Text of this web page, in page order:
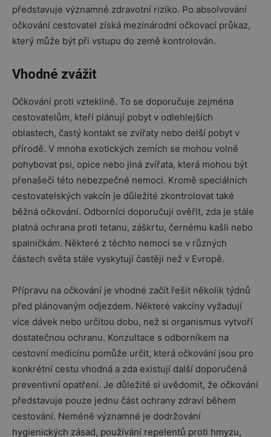
představuje významné zdravotní riziko. Po absolvování
očkování cestovatel získá mezinárodní očkovací průkaz,
který může být při vstupu do země kontrolován.
Vhodné zvážit
Očkování proti vzteklině. To se doporučuje zejména
cestovatelům, kteří plánují pobyt v odlehlejších
oblastech, častý kontakt se zvířaty nebo delší pobyt v
přírodě. V mnoha exotických zemích se mohou volně
pohybovat psi, opice nebo jiná zvířata, která mohou být
přenašeči této nebezpečné nemoci. Kromě speciálních
cestovatelských vakcín je důležité zkontrolovat také
běžná očkování. Odborníci doporučují ověřit, zda je stále
platná ochrana proti tetanu, záškrtu, černému kašli nebo
spalničkám. Některé z těchto nemocí se v různých
částech světa stále vyskytují častěji než v Evropě.
Přípravu na očkování je vhodné začít řešit několik týdnů
před plánovaným odjezdem. Některé vakcíny vyžadují
více dávek nebo určitou dobu, než si organismus vytvoří
dostatečnou ochranu. Konzultace s odborníkem na
cestovní medicínu pomůže určit, která očkování jsou pro
konkrétní cestu vhodná a zda existují další doporučená
preventivní opatření. Je důležité si uvědomit, že očkování
představuje pouze jednu část ochrany zdraví během
cestování. Neméně významné je dodržování
hygienických zásad, používání repelentů proti hmyzu,